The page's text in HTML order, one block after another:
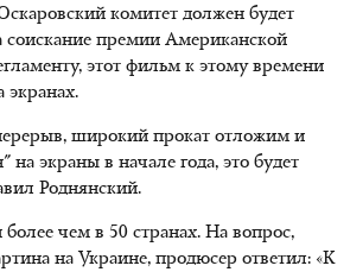
комитет должен будет
премии Американской
этот фильм к этому времени
экранах.
широкий прокат отложим и
экраны в начале года, это будет
Роднянский.
чем в 50 странах. На вопрос,
на Украине, продюсер ответил: «К